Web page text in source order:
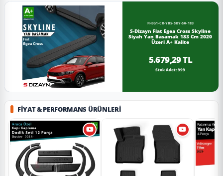
FI-EG1-CR-YBS-SKY-SA-183
S-Dizayn Fiat Egea Cross Skyline
Siyah Yan Basamak 183 Cm 2020
Üzeri A+ Kalite
5.679,29 TL
Stok Adet: 999
FIYAT & PERFORMANS ÜRÜNLERI